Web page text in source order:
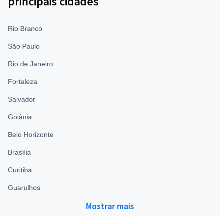
Rio Branco
São Paulo
Rio de Janeiro
Fortaleza
Salvador
Goiânia
Belo Horizonte
Brasília
Curitiba
Guarulhos
Mostrar mais